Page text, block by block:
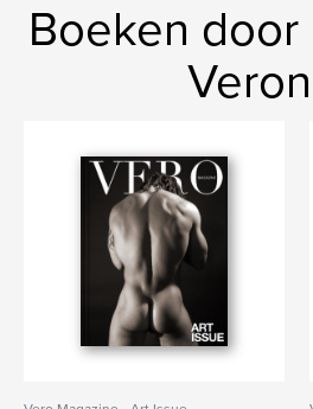
Boeken door